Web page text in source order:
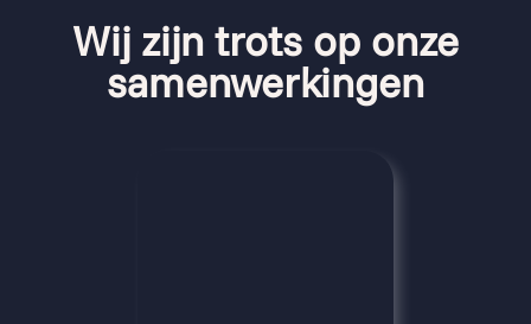
Wij zijn trots op onze
samenwerkingen